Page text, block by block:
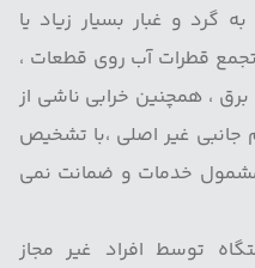
گرد و غبار بسیار زیاد یا
قطرات آب روی قطعات ،
، همچنین خرابی ناشی از
جانبی غیر اصلی ،‌با تشخیص
خدمات و ضمانت نمی
توسط افراد غیر مجاز